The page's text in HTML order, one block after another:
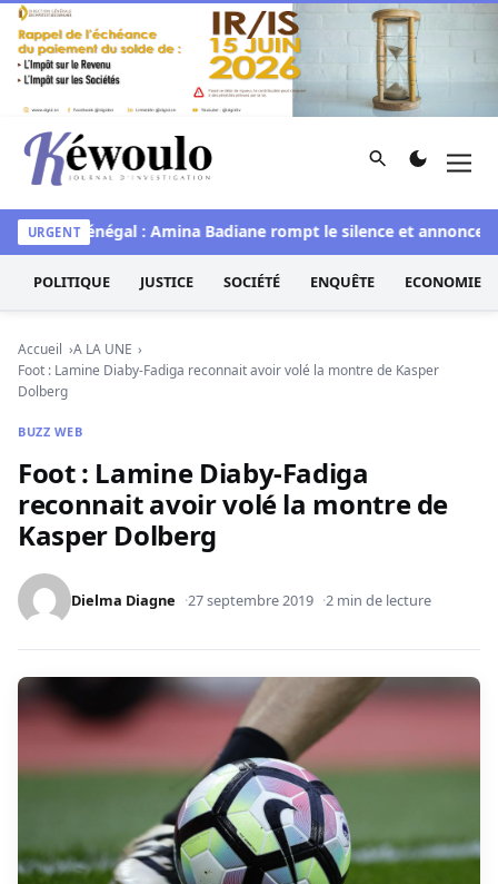
Aller au contenu
Kéwoulo, le premier site d'information et d'investigation
Rechercher
URGENT
Miss Sénégal : Amina Badiane rompt le silence et annonce
POLITIQUE JUSTICE SOCIÉTÉ ENQUÊTE ECONOMIE
Accueil
A LA UNE
Foot : Lamine Diaby-Fadiga reconnait avoir volé la montre de Kasper
Dolberg
BUZZ WEB
Foot : Lamine Diaby-Fadiga
reconnait avoir volé la montre de
Kasper Dolberg
Dielma Diagne 27 septembre 2019 2 min de lecture